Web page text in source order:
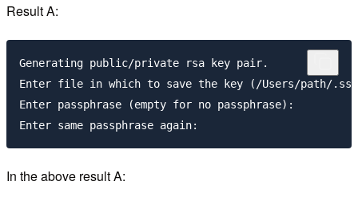
Result A:
Generating public/private rsa key pair.
Enter file in which to save the key (/Users/path/
Enter passphrase (empty for no passphrase):
In the above result A: